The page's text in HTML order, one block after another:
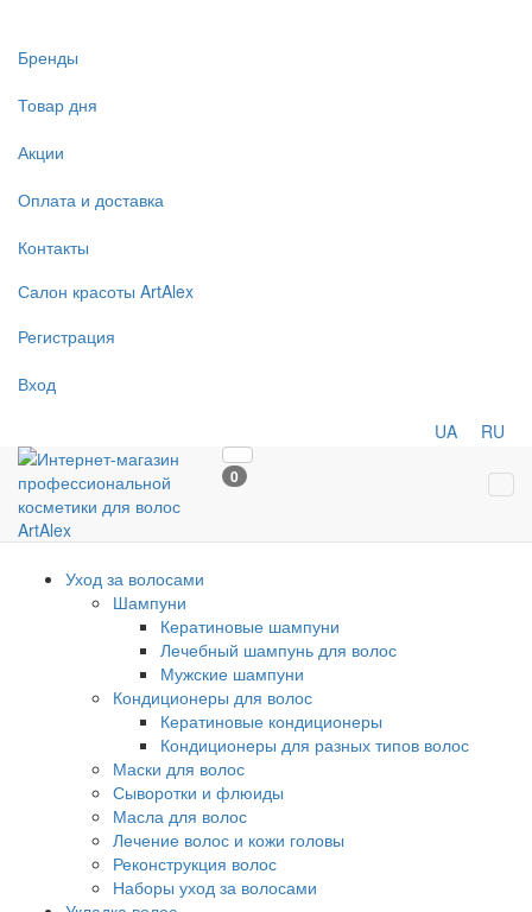
Бренды
Товар дня
Акции
Оплата и доставка
Контакты
Салон красоты ArtAlex
Регистрация
Вход
UA RU
0
Уход за волосами
Шампуни
Кератиновые шампуни
Лечебный шампунь для волос
Мужские шампуни
Кондиционеры для волос
Кератиновые кондиционеры
Кондиционеры для разных типов волос
Маски для волос
Сыворотки и флюиды
Масла для волос
Лечение волос и кожи головы
Реконструкция волос
Наборы уход за волосами